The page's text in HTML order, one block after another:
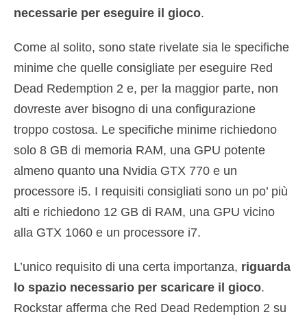
necessarie per eseguire il gioco.
Come al solito, sono state rivelate sia le specifiche
minime che quelle consigliate per eseguire Red
Dead Redemption 2 e, per la maggior parte, non
dovreste aver bisogno di una configurazione
troppo costosa. Le specifiche minime richiedono
solo 8 GB di memoria RAM, una GPU potente
almeno quanto una Nvidia GTX 770 e un
processore i5. I requisiti consigliati sono un po’ più
alti e richiedono 12 GB di RAM, una GPU vicino
alla GTX 1060 e un processore i7.
L’unico requisito di una certa importanza, riguarda
lo spazio necessario per scaricare il gioco.
Rockstar afferma che Red Dead Redemption 2 su